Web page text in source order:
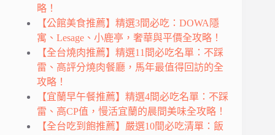
略！
【公館美食推薦】精選3間必吃：DOWA隱
寓、Lesage、小鹿亭，奢華與平價全攻略！
【全台燒肉推薦】精選11間必吃名單：不踩
雷、高評分燒肉餐廳，馬年最值得回訪的全
攻略！
【宜蘭早午餐推薦】精選4間必吃名單：不踩
雷、高CP值，慢活宜蘭的晨間美味全攻略！
【全台吃到飽推薦】嚴選10間必吃清單：飯